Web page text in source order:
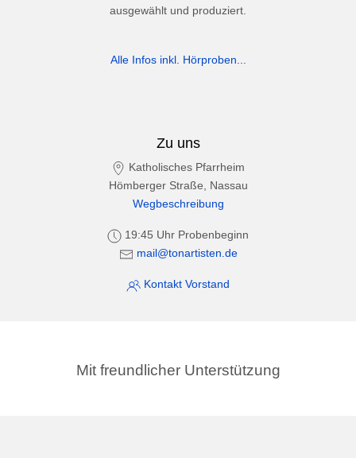
ausgewählt und produziert.
Alle Infos inkl. Hörproben...
Zu uns
Katholisches Pfarrheim
Hömberger Straße, Nassau
Wegbeschreibung
19:45 Uhr Probenbeginn
mail@tonartisten.de
Kontakt Vorstand
Mit freundlicher Unterstützung